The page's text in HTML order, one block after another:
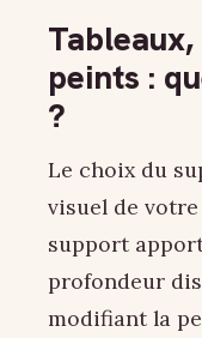
peints :
?
Le choix du
visuel de
support
profondeur
modifiant la